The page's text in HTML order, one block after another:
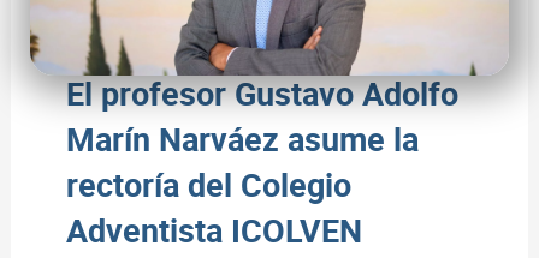
El profesor Gustavo Adolfo
Marín Narváez asume la
rectoría del Colegio
Adventista ICOLVEN